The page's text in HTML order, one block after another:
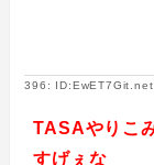
396: ID:EwET7Git.net
TASAやりこ
すげぇな